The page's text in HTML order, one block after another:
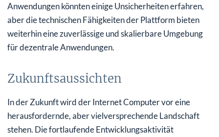
Anwendungen könnten einige Unsicherheiten erfahren,
aber die technischen Fähigkeiten der Plattform bieten
weiterhin eine zuverlässige und skalierbare Umgebung
für dezentrale Anwendungen.
Zukunftsaussichten
In der Zukunft wird der Internet Computer vor eine
herausfordernde, aber vielversprechende Landschaft
stehen. Die fortlaufende Entwicklungsaktivität